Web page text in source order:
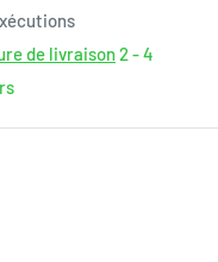
de livraison2 - 4